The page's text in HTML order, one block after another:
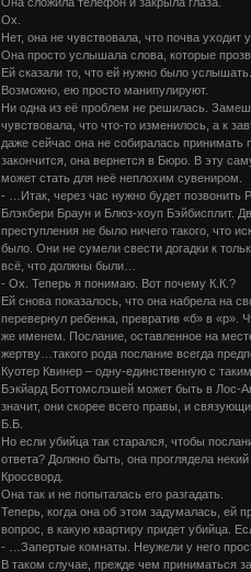
Ох.
Нет, она не чувствовала, что почва уходит
Она просто услышала слова, которые
Ей сказали то, что ей нужно было
Возможно, ею просто манипулируют.
Ни одна из её проблем не решилась.
чувствовала, что что-то изменилось, а к
даже сейчас она не собиралась принимать
закончится, она вернется в Бюро. В эту
может стать для неё неплохим сувениром.
- …Итак, через час нужно будет позвонить
Блэкбери Браун и Блюз-хоуп Бэйбисплит.
преступления не было ничего такого, что
было. Они не сумели свести догадки к
всё, что должны были…
- Ох. Теперь я понимаю. Вот почему К.К.?
Ей снова показалось, что она набрела на
перевернул ребенка, превратив «б» в «р».
же именем. Послание, оставленное на
жертву…такого рода послание всегда
Куотер Квинер – одну-единственную с
Бэкйард Боттомслэшей может быть в Лос-
значит, они скорее всего правы, и
Б.Б.
Но если убийца так старался, чтобы
ответа? Должно быть, она проглядела
Кроссворд.
Она так и не попыталась его разгадать.
Теперь, когда она об этом задумалась, ей
вопрос, в какую квартиру придет убийца.
- …Запертые комнаты. Неужели у него
В таком случае, прежде чем приниматься